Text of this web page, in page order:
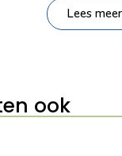
Lees meer
ook